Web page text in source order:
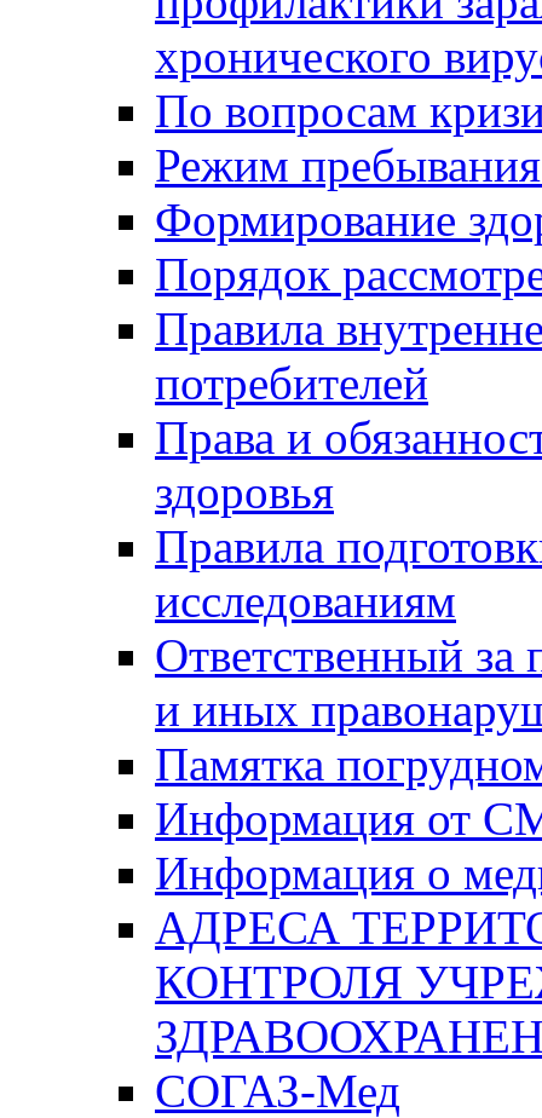
хронического
По вопросам
Режим
Формирование
Порядок
Правила
потребителей
Права и
здоровья
Правила
исследованиям
Ответственный
и иных
Памятка
Информация от
Информация о
АДРЕСА
КОНТРОЛЯ
СОГАЗ-Мед